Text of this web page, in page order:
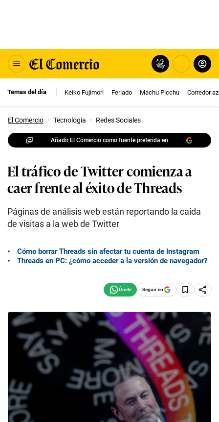
Temas del día Keiko Fujimori Feriado Machu Picchu Corredor
El Comercio · Tecnologia · Redes Sociales
Añadir El Comercio como fuente preferida en
El tráfico de Twitter comienza a
caer frente al éxito de Threads
Páginas de análisis web están reportando la caída
de visitas a la web de Twitter
Cómo borrar Threads sin afectar tu cuenta de Instagram
Threads en PC: ¿cómo acceder a la versión de navegador?
Seguir en